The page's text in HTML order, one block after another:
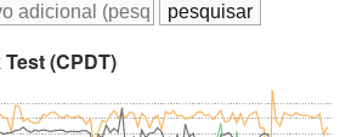
(CPDT)